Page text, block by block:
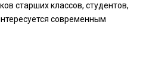
старших классов, студентов,
современным